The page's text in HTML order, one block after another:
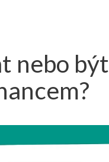
nebo být